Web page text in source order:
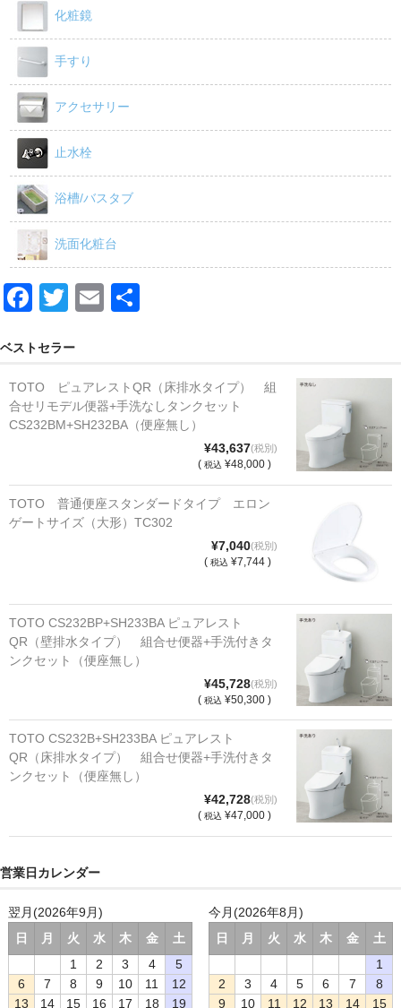
化粧鏡
手すり
アクセサリー
止水栓
浴槽/バスタブ
洗面化粧台
F
c
e
b
k
T
tt
er
E
ベストセラー
TOTO ピュアレストQR（床排水タイプ） 組
合せリモデル便器+手洗なしタンクセット
CS232BM+SH232BA（便座無し）
¥43,637(税別)
( 税込 ¥48,000 )
TOTO 普通便座スタンダードタイプ エロン
ゲートサイズ（大形）TC302
¥7,040(税別)
( 税込 ¥7,744 )
TOTO CS232BP+SH233BA ピュアレスト
QR（壁排水タイプ） 組合せ便器+手洗付きタ
ンクセット（便座無し）
¥45,728(税別)
( 税込 ¥50,300 )
TOTO CS232B+SH233BA ピュアレスト
QR（床排水タイプ） 組合せ便器+手洗付きタ
ンクセット（便座無し）
¥42,728(税別)
( 税込 ¥47,000 )
営業日カレンダー
今月(2026年8月)
日
月 火 水 木 金
土
1
2
3 4 5 6 7
8
9
10 11 12 13 14 15
翌月(2026年9月)
日
月 火 水 木 金
土
1
2 3 4
5
6
7 8 9 10 11
12
13
14 15 16 17 18 19